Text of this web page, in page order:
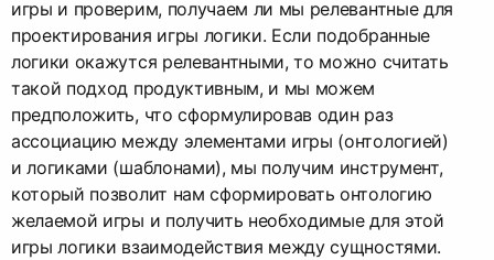
игры и проверим, получаем ли мы релевантные для
проектирования игры логики. Если подобранные
логики окажутся релевантными, то можно считать
такой подход продуктивным, и мы можем
предположить, что сформулировав один раз
ассоциацию между элементами игры (онтологией)
и логиками (шаблонами), мы получим инструмент,
который позволит нам сформировать онтологию
желаемой игры и получить необходимые для этой
игры логики взаимодействия между сущностями.